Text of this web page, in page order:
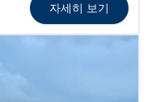
자세히 보기